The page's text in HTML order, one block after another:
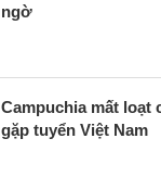
ngờ
Campuchia mất
gặp tuyển Việt Nam